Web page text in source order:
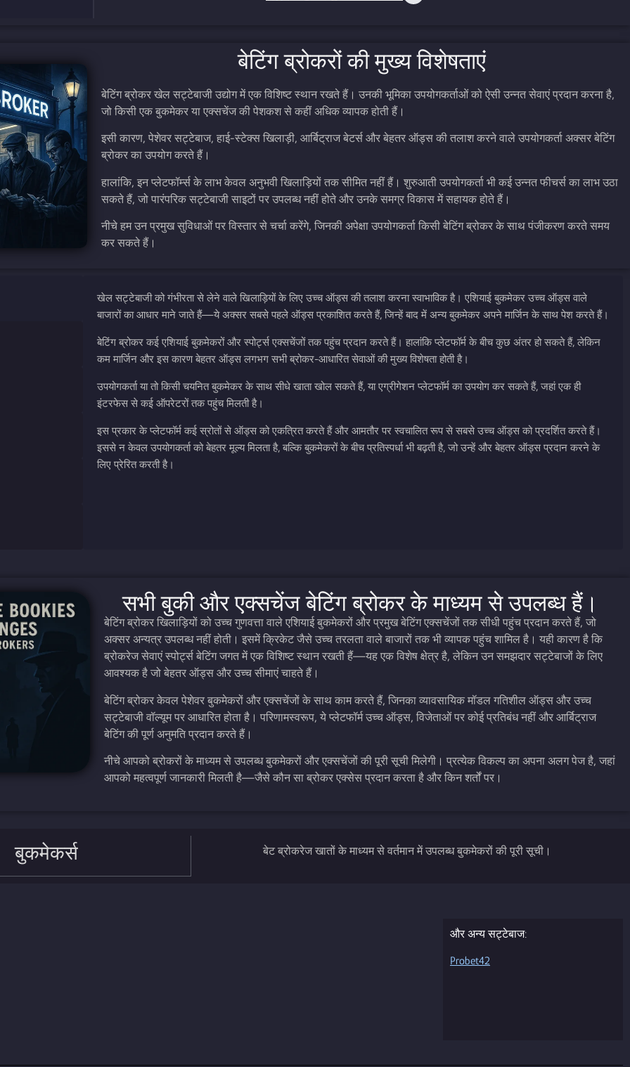
बेटिंग ब्रोकरों की मुख्य विशेषताएं
बेटिंग ब्रोकर खेल सट्टेबाजी उद्योग में एक विशिष्ट स्थान रखते हैं। उनकी भूमिका उपयोगकर्ताओं को ऐसी उन्नत सेवाएं प्रदान करना है,
जो किसी एक बुकमेकर या एक्सचेंज की पेशकश से कहीं अधिक व्यापक होती हैं।
इसी कारण, पेशेवर सट्टेबाज, हाई-स्टेक्स खिलाड़ी, आर्बिट्राज बेटर्स और बेहतर ऑड्स की तलाश करने वाले उपयोगकर्ता अक्सर बेटिंग
ब्रोकर का उपयोग करते हैं।
हालांकि, इन प्लेटफॉर्म्स के लाभ केवल अनुभवी खिलाड़ियों तक सीमित नहीं हैं। शुरुआती उपयोगकर्ता भी कई उन्नत फीचर्स का लाभ उठा
सकते हैं, जो पारंपरिक सट्टेबाजी साइटों पर उपलब्ध नहीं होते और उनके समग्र विकास में सहायक होते हैं।
नीचे हम उन प्रमुख सुविधाओं पर विस्तार से चर्चा करेंगे, जिनकी अपेक्षा उपयोगकर्ता किसी बेटिंग ब्रोकर के साथ पंजीकरण करते समय
कर सकते हैं।
खेल सट्टेबाजी को गंभीरता से लेने वाले खिलाड़ियों के लिए उच्च ऑड्स की तलाश करना स्वाभाविक है। एशियाई बुकमेकर उच्च ऑड्स वाले
बाजारों का आधार माने जाते हैं—ये अक्सर सबसे पहले ऑड्स प्रकाशित करते हैं, जिन्हें बाद में अन्य बुकमेकर अपने मार्जिन के साथ पेश करते हैं।
बेटिंग ब्रोकर कई एशियाई बुकमेकरों और स्पोर्ट्स एक्सचेंजों तक पहुंच प्रदान करते हैं। हालांकि प्लेटफॉर्म के बीच कुछ अंतर हो सकते हैं, लेकिन
कम मार्जिन और इस कारण बेहतर ऑड्स लगभग सभी ब्रोकर-आधारित सेवाओं की मुख्य विशेषता होती है।
उपयोगकर्ता या तो किसी चयनित बुकमेकर के साथ सीधे खाता खोल सकते हैं, या एग्रीगेशन प्लेटफॉर्म का उपयोग कर सकते हैं, जहां एक ही
इंटरफेस से कई ऑपरेटरों तक पहुंच मिलती है।
इस प्रकार के प्लेटफॉर्म कई स्रोतों से ऑड्स को एकत्रित करते हैं और आमतौर पर स्वचालित रूप से सबसे उच्च ऑड्स को प्रदर्शित करते हैं।
इससे न केवल उपयोगकर्ता को बेहतर मूल्य मिलता है, बल्कि बुकमेकरों के बीच प्रतिस्पर्धा भी बढ़ती है, जो उन्हें और बेहतर ऑड्स प्रदान करने के
लिए प्रेरित करती है।
सभी बुकी और एक्सचेंज बेटिंग ब्रोकर के माध्यम से उपलब्ध हैं।
बेटिंग ब्रोकर खिलाड़ियों को उच्च गुणवत्ता वाले एशियाई बुकमेकरों और प्रमुख बेटिंग एक्सचेंजों तक सीधी पहुंच प्रदान करते हैं, जो
अक्सर अन्यत्र उपलब्ध नहीं होती। इसमें क्रिकेट जैसे उच्च तरलता वाले बाजारों तक भी व्यापक पहुंच शामिल है। यही कारण है कि
ब्रोकरेज सेवाएं स्पोर्ट्स बेटिंग जगत में एक विशिष्ट स्थान रखती हैं—यह एक विशेष क्षेत्र है, लेकिन उन समझदार सट्टेबाजों के लिए
आवश्यक है जो बेहतर ऑड्स और उच्च सीमाएं चाहते हैं।
बेटिंग ब्रोकर केवल पेशेवर बुकमेकरों और एक्सचेंजों के साथ काम करते हैं, जिनका व्यावसायिक मॉडल गतिशील ऑड्स और उच्च
सट्टेबाजी वॉल्यूम पर आधारित होता है। परिणामस्वरूप, ये प्लेटफॉर्म उच्च ऑड्स, विजेताओं पर कोई प्रतिबंध नहीं और आर्बिट्राज
बेटिंग की पूर्ण अनुमति प्रदान करते हैं।
नीचे आपको ब्रोकरों के माध्यम से उपलब्ध बुकमेकरों और एक्सचेंजों की पूरी सूची मिलेगी। प्रत्येक विकल्प का अपना अलग पेज है, जहां
आपको महत्वपूर्ण जानकारी मिलती है—जैसे कौन सा ब्रोकर एक्सेस प्रदान करता है और किन शर्तों पर।
बुकमेकर्स बेट ब्रोकरेज खातों के माध्यम से वर्तमान में उपलब्ध बुकमेकरों की पूरी सूची।
और अन्य सट्टेबाज:
Probet42